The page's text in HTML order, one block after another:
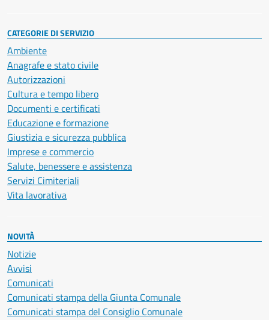
CATEGORIE DI SERVIZIO
Ambiente
Anagrafe e stato civile
Autorizzazioni
Cultura e tempo libero
Documenti e certificati
Educazione e formazione
Giustizia e sicurezza pubblica
Imprese e commercio
Salute, benessere e assistenza
Servizi Cimiteriali
Vita lavorativa
NOVITÀ
Notizie
Avvisi
Comunicati
Comunicati stampa della Giunta Comunale
Comunicati stampa del Consiglio Comunale